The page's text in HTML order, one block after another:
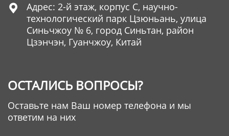

Адрес: 2-й этаж, корпус C, научно-
технологический парк Цзюньань, улица
Синьчжоу № 6, город Синьтан, район
Цзэнчэн, Гуанчжоу, Китай
ОСТАЛИСЬ ВОПРОСЫ?
Оставьте нам Ваш номер телефона и мы
ответим на них